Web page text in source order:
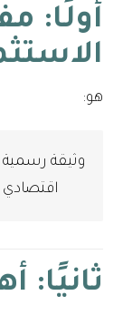
أولًا:
هو:
وثيقة
ثانيًا: